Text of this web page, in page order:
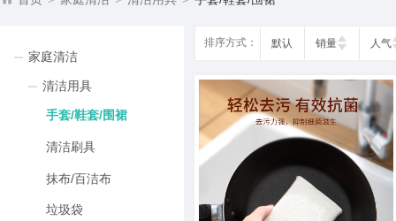
家庭清洁
清洁用具
手套/鞋套/围裙
清洁刷具
抹布/百洁布
垃圾袋
排序方式： 默认 销量 人气